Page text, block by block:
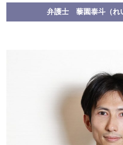
弁護士 藜園泰斗（れ